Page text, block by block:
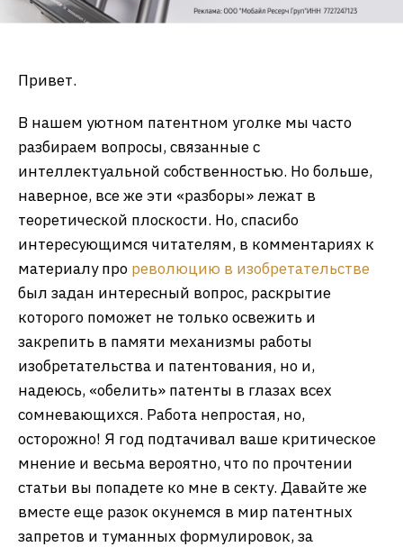
Привет.
В нашем уютном патентном уголке мы часто
разбираем вопросы, связанные с
интеллектуальной собственностью. Но больше,
наверное, все же эти «разборы» лежат в
теоретической плоскости. Но, спасибо
интересующимся читателям, в комментариях к
материалу про революцию в изобретательстве
был задан интересный вопрос, раскрытие
которого поможет не только освежить и
закрепить в памяти механизмы работы
изобретательства и патентования, но и,
надеюсь, «обелить» патенты в глазах всех
сомневающихся. Работа непростая, но,
осторожно! Я год подтачивал ваше критическое
мнение и весьма вероятно, что по прочтении
статьи вы попадете ко мне в секту. Давайте же
вместе еще разок окунемся в мир патентных
запретов и туманных формулировок, за